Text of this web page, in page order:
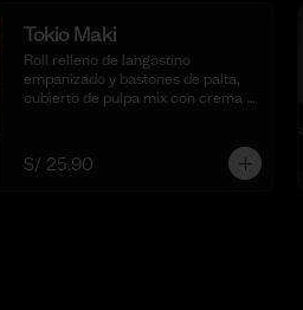
Tokio Maki
Roll relleno de langostino
empanizado y bastones de palta,
cubierto de pulpa mix con crema
shoyu. (10 cortes).
S/ 25.90